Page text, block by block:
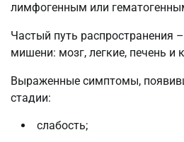
лимфогенным или
Частый путь распространения
мишени: мозг, легкие, печень и
Выраженные симптомы,
стадии:
слабость;